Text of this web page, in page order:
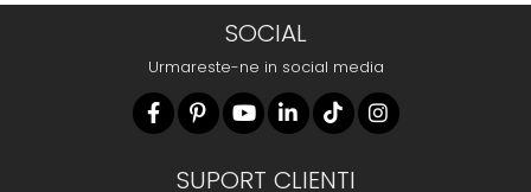
SOCIAL
Urmareste-ne in social media
SUPORT CLIENTI